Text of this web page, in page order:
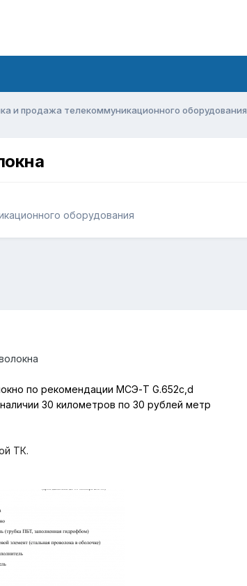
и продажа телекоммуникационного оборудования
оборудования
по рекомендации MCЭ-Т G.652с,d
30 километров по 30 рублей метр
ТК.